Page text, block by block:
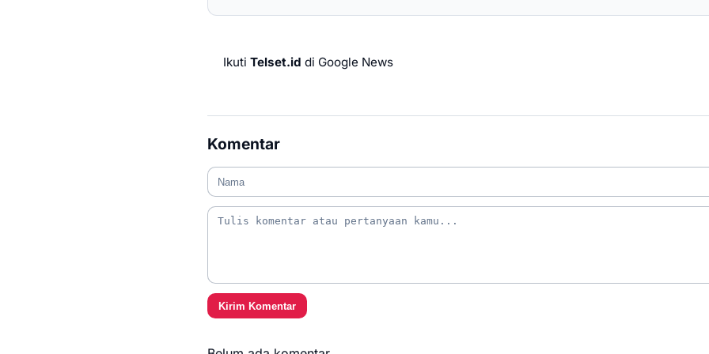
Ikuti Telset.id di Google News
Komentar
Kirim Komentar